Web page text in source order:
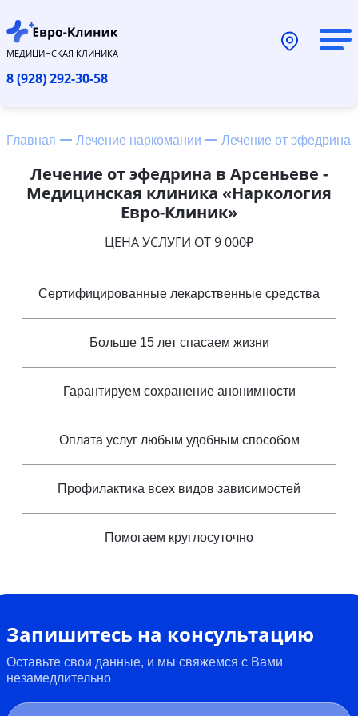
МЕДИЦИНСКАЯ КЛИНИКА
8 (928) 292-30-58
Главная Лечение наркомании Лечение от эфедрина
Лечение от эфедрина в Арсеньеве -
Медицинская клиника «Наркология
Евро-Клиник»
ЦЕНА УСЛУГИ ОТ 9 000₽
Сертифицированные лекарственные средства
Больше 15 лет спасаем жизни
Гарантируем сохранение анонимности
Оплата услуг любым удобным способом
Профилактика всех видов зависимостей
Помогаем круглосуточно
Запишитесь на консультацию
Оставьте свои данные, и мы свяжемся с Вами
незамедлительно